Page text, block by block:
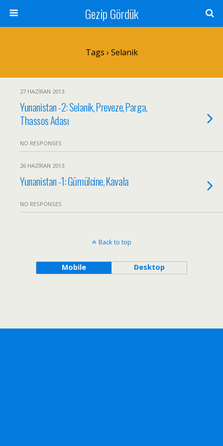
Gezip Gördük
Tags › Selanik
27 HAZIRAN 2013
Yunanistan -2: Selanik, Preveze, Parga,
Thassos Adası
NO RESPONSES
26 HAZIRAN 2013
Yunanistan -1: Gümülcine, Kavala
NO RESPONSES
Back to top
Mobile Desktop